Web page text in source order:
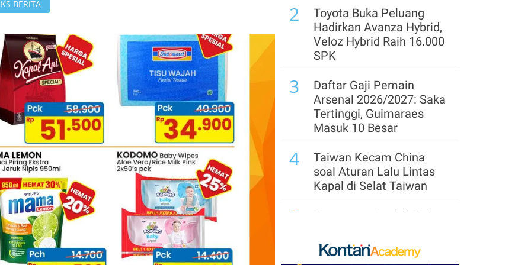
BERITA 2
Toyota Buka Peluang
Hadirkan Avanza Hybrid,
Veloz Hybrid Raih 16.000
SPK
3
Daftar Gaji Pemain
Arsenal 2026/2027: Saka
Tertinggi, Guimaraes
Masuk 10 Besar
4
Taiwan Kecam China
soal Aturan Lalu Lintas
Kapal di Selat Taiwan
5
Penguatan Rupiah Pekan
Dolar